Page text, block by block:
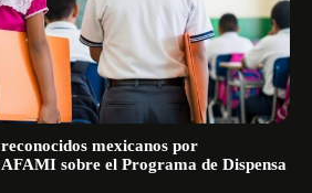
mexicanos por
sobre el Programa de Dispensa